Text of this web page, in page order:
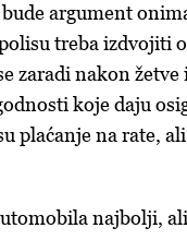
argument
treba izdvojiti
zaradi nakon
koje daju
plaćanje na rate,
najbolji,